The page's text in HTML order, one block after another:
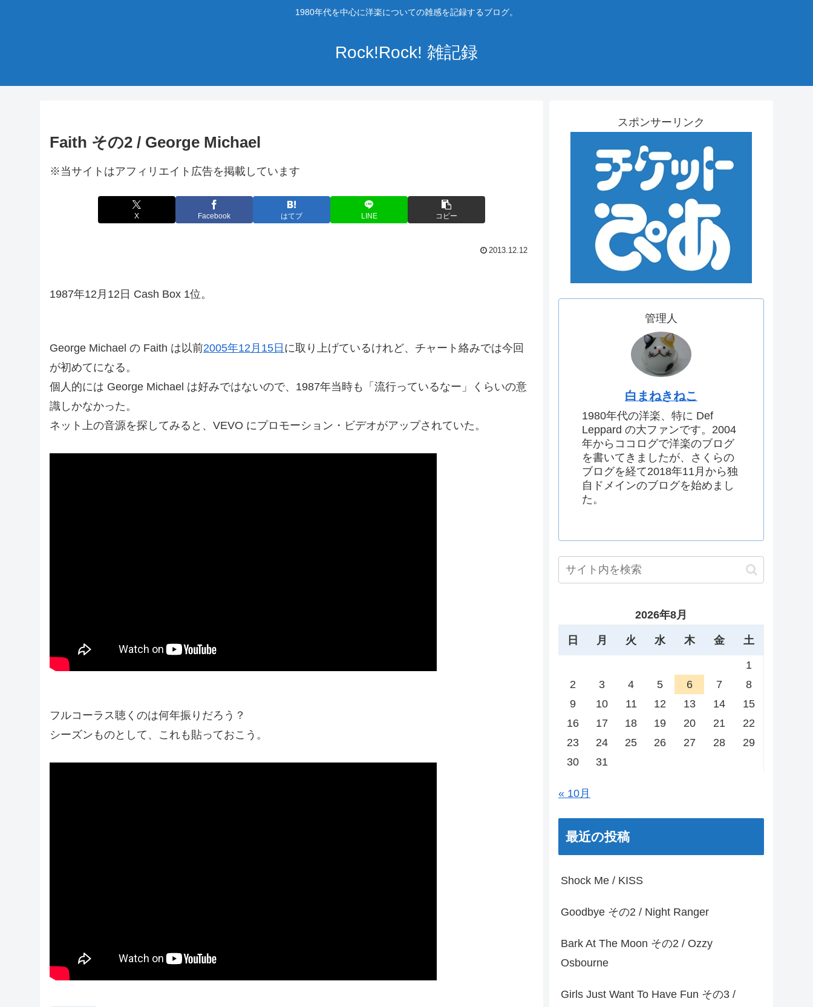
1980年代を中心に洋楽についての雑感を記録するブログ。
Rock!Rock! 雑記録
Faith その2 / George Michael
※当サイトはアフィリエイト広告を掲載しています
X Facebook はてブ LINE コピー
2013.12.12
1987年12月12日 Cash Box 1位。
George Michael の Faith は以前2005年12月15日 に取り上げているけれど、チャート絡みでは今回
が初めてになる。
個人的には George Michael は好みではないので、1987年当時も「流行っているなー」くらいの意
識しかなかった。
ネット上の音源を探してみると、VEVO にプロモーション・ビデオがアップされていた。
フルコーラス聴くのは何年振りだろう？
シーズンものとして、これも貼っておこう。
スポンサーリンク
管理人
白まねきねこ
1980年代の洋楽、特に Def
Leppard の大ファンです。2004
年からココログで洋楽のブログ
を書いてきましたが、さくらの
ブログを経て2018年11月から独
自ドメインのブログを始めまし
た。
2026年8月
日 月 火 水 木 金 土
1
2
3 4 5 6 7
8
9
10 11 12 13 14
15
16
17 18 19 20 21
22
23
24 25 26 27 28
29
30
31
« 10月
最近の投稿
Shock Me / KISS
Goodbye その2 / Night Ranger
Bark At The Moon その2 / Ozzy
Osbourne
Girls Just Want To Have Fun その3 /